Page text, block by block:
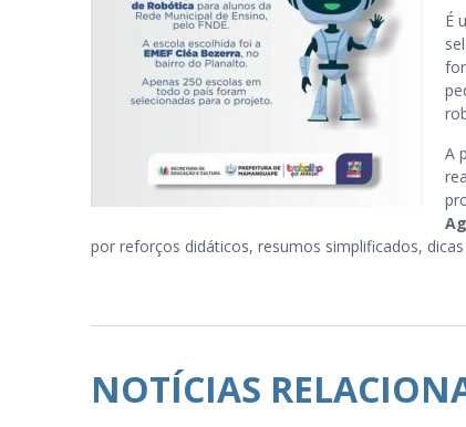
É
A
por reforços didáticos, resumos simplificados,
NOTÍCIAS